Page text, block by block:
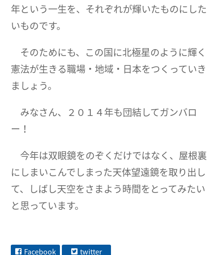
年という一生を、それぞれが輝いたものにした
いものです。
そのためにも、この国に北極星のように輝く
憲法が生きる職場・地域・日本をつくっていき
ましょう。
みなさん、２０１４年も団結してガンバロ
ー！
今年は双眼鏡をのぞくだけではなく、屋根裏
にしまいこんでしまった天体望遠鏡を取り出し
て、しばし天空をさまよう時間をとってみたい
と思っています。
Facebook twitter